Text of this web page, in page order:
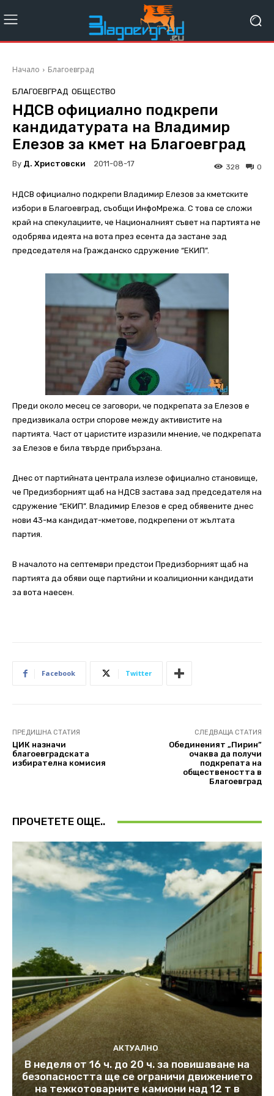
Начало Благоевград
БЛАГОЕВГРАД ОБЩЕСТВО
НДСВ официално подкрепи
кандидатурата на Владимир
Елезов за кмет на Благоевград
By Д. Христовски 2011-08-17 0
328
НДСВ официално подкрепи Владимир Елезов за кметските
избори в Благоевград, съобщи ИнфоМрежа. С това се сложи
край на спекулациите, че Националният съвет на партията не
одобрява идеята на вота през есента да застане зад
председателя на Гражданско сдружение “ЕКИП”.
Преди около месец се заговори, че подкрепата за Елезов е
предизвикала остри спорове между активистите на
партията. Част от царистите изразили мнение, че подкрепата
за Елезов е била твърде прибързана.
Днес от партийната централа излезе официално становище,
че Предизборният щаб на НДСВ застава зад председателя на
сдружение “ЕКИП”. Владимир Елезов е сред обявените днес
нови 43-ма кандидат-кметове, подкрепени от жълтата
партия.
В началото на септември предстои Предизборният щаб на
партията да обяви още партийни и коалиционни кандидати
за вота наесен.
Facebook Twitter
ПРЕДИШНА СТАТИЯ
ЦИК назначи
благоевградската
избирателна комисия
СЛЕДВАЩА СТАТИЯ
Обединеният „Пирин”
очаква да получи
подкрепата на
обществеността в
Благоевград
ПРОЧЕТЕТЕ ОЩЕ..
АКТУАЛНО
В неделя от 16 ч. до 20 ч. за повишаване на
безопасността ще се ограничи движението
на тежкотоварните камиони над 12 т в